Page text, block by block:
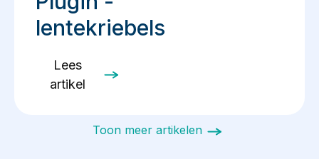
lentekriebels
Lees
artikel
Toon meer artikelen